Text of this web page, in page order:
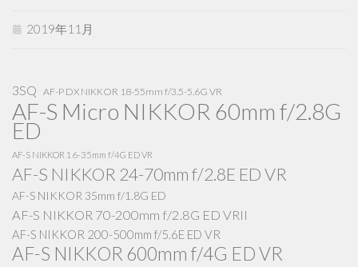
2019年11月
3SQ AF-P DX NIKKOR 18-55mm f/3.5-5.6G VR
AF-S Micro NIKKOR 60mm f/2.8G
ED
AF-S NIKKOR 16-35mm f/4G ED VR
AF-S NIKKOR 24-70mm f/2.8E ED VR
AF-S NIKKOR 35mm f/1.8G ED
AF-S NIKKOR 70-200mm f/2.8G ED VRII
AF-S NIKKOR 200-500mm f/5.6E ED VR
AF-S NIKKOR 600mm f/4G ED VR